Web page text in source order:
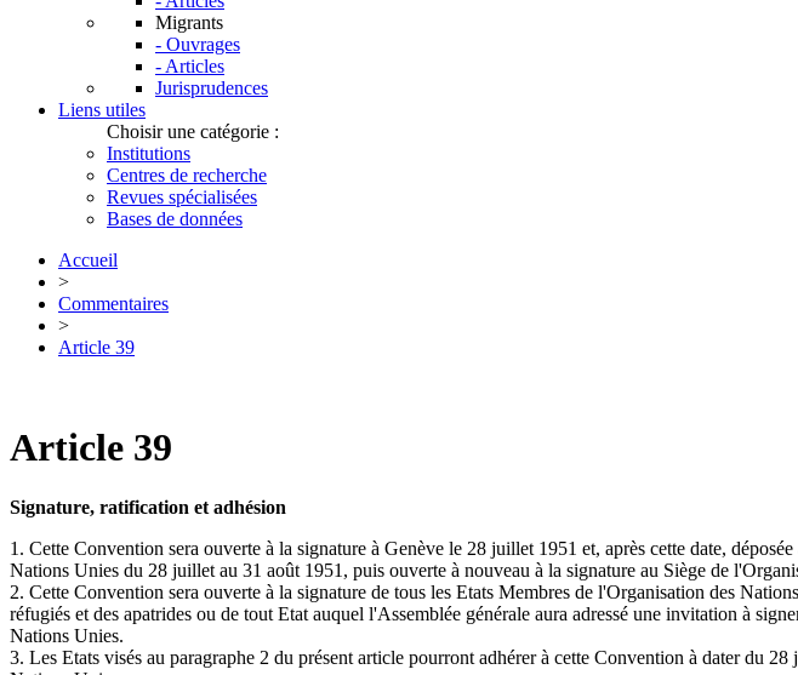
Migrants
- Ouvrages
- Articles
Jurisprudences
Liens utiles
Choisir une catégorie :
Institutions
Centres de recherche
Revues spécialisées
Bases de données
Accueil
>
Commentaires
>
Article 39
Article 39
Signature, ratification et adhésion
1. Cette Convention sera ouverte à la signature à Genève le 28 juillet 1951 et, après cette date,
Nations Unies du 28 juillet au 31 août 1951, puis ouverte à nouveau à la signature au Siège de
2. Cette Convention sera ouverte à la signature de tous les Etats Membres de l'Organisation des
réfugiés et des apatrides ou de tout Etat auquel l'Assemblée générale aura adressé une invitation à
Nations Unies.
3. Les Etats visés au paragraphe 2 du présent article pourront adhérer à cette Convention à dater du